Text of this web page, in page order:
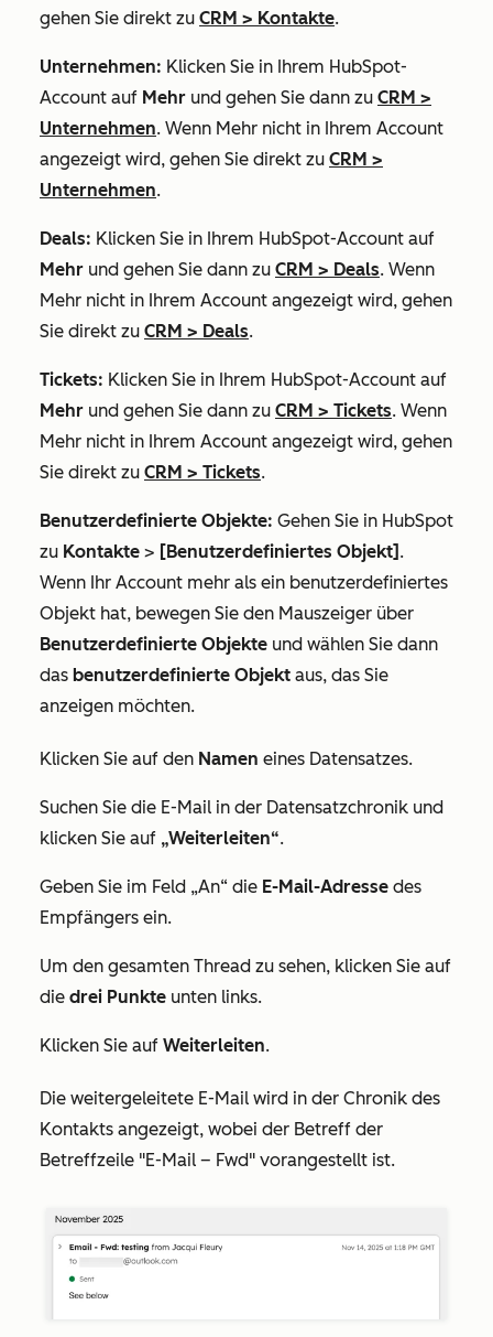
gehen Sie direkt zu CRM > Kontakte.
Unternehmen: Klicken Sie in Ihrem HubSpot-
Account auf Mehr und gehen Sie dann zu CRM >
Unternehmen. Wenn Mehr nicht in Ihrem Account
angezeigt wird, gehen Sie direkt zu CRM >
Unternehmen.
Deals: Klicken Sie in Ihrem HubSpot-Account auf
Mehr und gehen Sie dann zu CRM > Deals. Wenn
Mehr nicht in Ihrem Account angezeigt wird, gehen
Sie direkt zu CRM > Deals.
Tickets: Klicken Sie in Ihrem HubSpot-Account auf
Mehr und gehen Sie dann zu CRM > Tickets. Wenn
Mehr nicht in Ihrem Account angezeigt wird, gehen
Sie direkt zu CRM > Tickets.
Benutzerdefinierte Objekte: Gehen Sie in HubSpot
zu Kontakte > [Benutzerdefiniertes Objekt] .
Wenn Ihr Account mehr als ein benutzerdefiniertes
Objekt hat, bewegen Sie den Mauszeiger über
Benutzerdefinierte Objekte und wählen Sie dann
das benutzerdefinierte Objekt aus, das Sie
anzeigen möchten.
Klicken Sie auf den Namen eines Datensatzes.
Suchen Sie die E-Mail in der Datensatzchronik und
klicken Sie auf „Weiterleiten“.
Geben Sie im Feld „An“ die E-Mail-Adresse des
Empfängers ein.
Um den gesamten Thread zu sehen, klicken Sie auf
die drei Punkte unten links.
Klicken Sie auf Weiterleiten.
Die weitergeleitete E-Mail wird in der Chronik des
Kontakts angezeigt, wobei der Betreff der
Betreffzeile "E-Mail – Fwd" vorangestellt ist.